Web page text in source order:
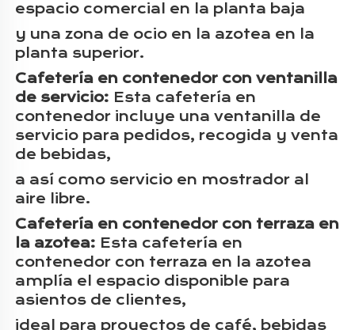
espacio comercial en la planta baja
y una zona de ocio en la azotea en la
planta superior.
Cafetería en contenedor con ventanilla
de servicio: Esta cafetería en
contenedor incluye una ventanilla de
servicio para pedidos, recogida y venta
de bebidas,
a así como servicio en mostrador al
aire libre.
Cafetería en contenedor con terraza en
la azotea: Esta cafetería en
contenedor con terraza en la azotea
amplía el espacio disponible para
asientos de clientes,
ideal para proyectos de café, bebidas